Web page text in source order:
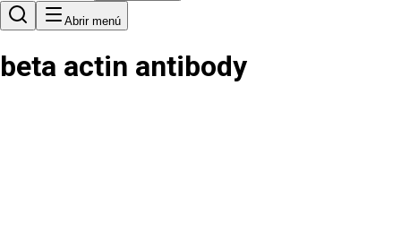
Abrir menú
beta actin antibody